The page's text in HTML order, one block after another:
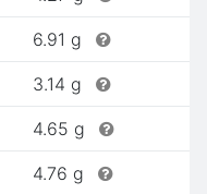
6.91 g
3.14 g
4.65 g
4.76 g